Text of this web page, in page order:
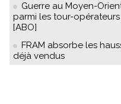
Guerre au Moyen-
parmi les tour-
[ABO]
FRAM absorbe les
déjà vendus